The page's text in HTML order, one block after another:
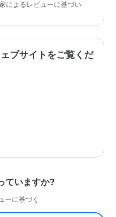
によるレビューに基づい
ブサイトをご覧くだ
ていますか?
ーに基づく